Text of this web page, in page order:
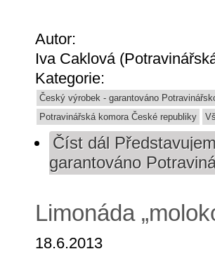
Autor:
Iva Caklová
Kategorie:
Český výrobek - garantováno
Potravinářská komora České republiky
Číst dál
garantováno
Limonáda
18.6.2013